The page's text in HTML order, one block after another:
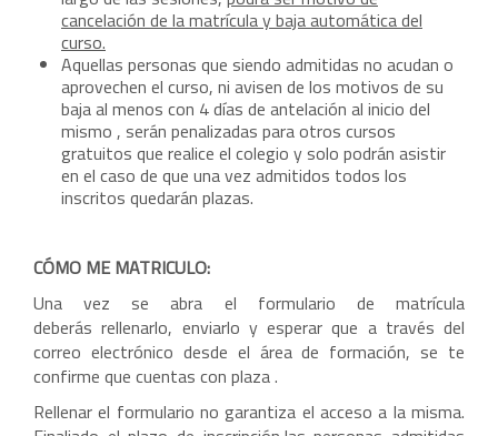
cancelación de la matrícula y baja automática del
curso.
Aquellas personas que siendo admitidas no acudan o
aprovechen el curso, ni avisen de los motivos de su
baja al menos con 4 días de antelación al inicio del
mismo , serán penalizadas para otros cursos
gratuitos que realice el colegio y solo podrán asistir
en el caso de que una vez admitidos todos los
inscritos quedarán plazas.
CÓMO ME MATRICULO:
Una vez se abra el formulario de matrícula
deberás rellenarlo, enviarlo y esperar que a través del
correo electrónico desde el área de formación, se te
confirme que cuentas con plaza .
Rellenar el formulario no garantiza el acceso a la misma.